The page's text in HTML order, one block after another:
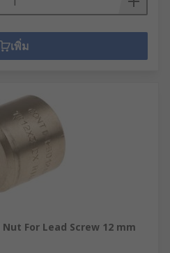
เพิ่ม
Nut For Lead Screw 12 mm